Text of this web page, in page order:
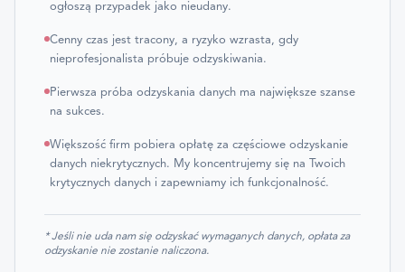
ogłoszą przypadek jako nieudany.
Cenny czas jest tracony, a ryzyko wzrasta, gdy
nieprofesjonalista próbuje odzyskiwania.
Pierwsza próba odzyskania danych ma największe szanse
na sukces.
Większość firm pobiera opłatę za częściowe odzyskanie
danych niekrytycznych. My koncentrujemy się na Twoich
krytycznych danych i zapewniamy ich funkcjonalność.
* Jeśli nie uda nam się odzyskać wymaganych danych, opłata za
odzyskanie nie zostanie naliczona.